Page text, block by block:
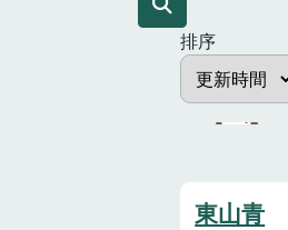
排序
東山青